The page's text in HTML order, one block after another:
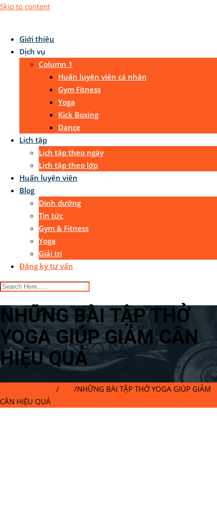
Skip to content
Giới thiệu
Dịch vụ
Column 1
Huấn luyện viên cá nhân
Gym Fitness
Yoga
Kick Boxing
Dance
Lịch tập
Lịch tập theo ngày
Lịch tập theo lớp
Huấn luyện viên
Blog
Dinh dưỡng
Tin tức
Gym & Fitness
Yoga
Giải trí
Đăng ký tư vấn
NHỮNG BÀI TẬP THỞ
YOGA GIÚP GIẢM CÂN
HIỆU QUẢ
/ /NHỮNG BÀI TẬP THỞ YOGA GIÚP GIẢM
CÂN HIỆU QUẢ